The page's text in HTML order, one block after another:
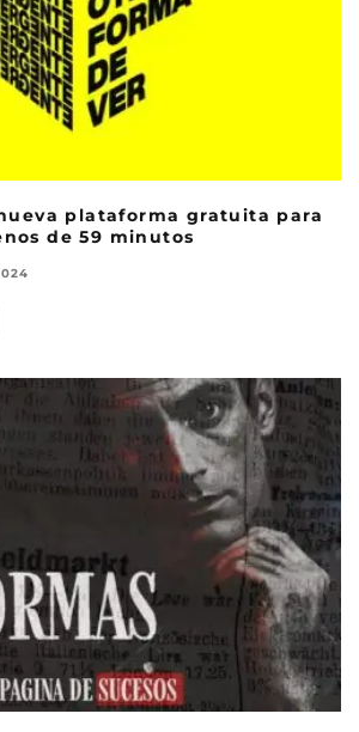
plataforma gratuita para
de 59 minutos